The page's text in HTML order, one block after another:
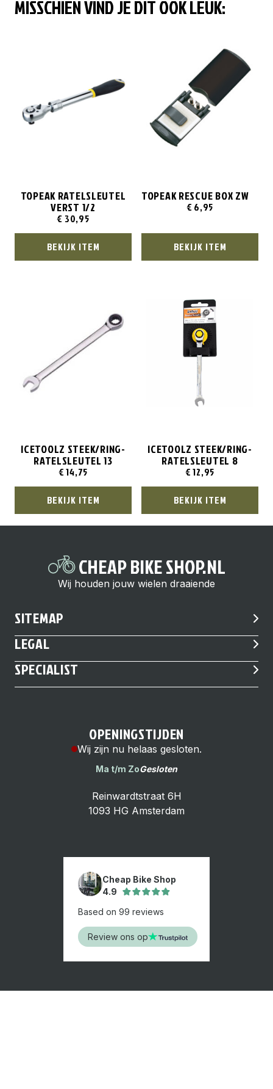
MISSCHIEN VIND JE DIT OOK LEUK:
TOPEAK RATELSLEUTEL
VERST 1/2
€ 30,95
BEKIJK ITEM
TOPEAK RESCUE BOX ZW
€ 6,95
BEKIJK ITEM
ICETOOLZ STEEK/RING-
RATELSLEUTEL 13
€14,75
BEKIJK ITEM
ICETOOLZ STEEK/RING-
RATELSLEUTEL 8
€12,95
BEKIJK ITEM
CHEAP BIKE SHOP.NL
Wij houden jouw wielen draaiende
SITEMAP
LEGAL
SPECIALIST
Cheap Bike Shop
4.9
Based on 99 reviews
Review ons op
OPENINGSTIJDEN
Wij zijn nu helaas gesloten.
Ma t/m ZoGesloten
Reinwardtstraat 6H
1093 HG Amsterdam